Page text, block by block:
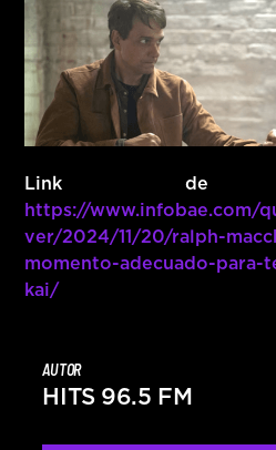
Link de
https://www.infobae.com/
ver/2024/11/20/ralph-
momento-adecuado-para-
kai/
AUTOR
HITS 96.5 FM